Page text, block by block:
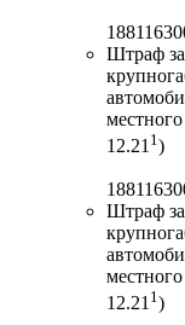
Штраф
12.21 1 )
Штраф
12.21 1)